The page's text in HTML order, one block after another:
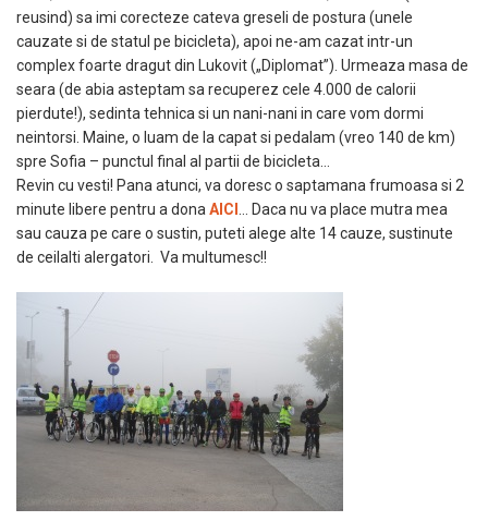
reusind) sa imi corecteze cateva greseli de postura (unele
cauzate si de statul pe bicicleta), apoi ne-am cazat intr-un
complex foarte dragut din Lukovit („Diplomat”). Urmeaza masa de
seara (de abia asteptam sa recuperez cele 4.000 de calorii
pierdute!), sedinta tehnica si un nani-nani in care vom dormi
neintorsi. Maine, o luam de la capat si pedalam (vreo 140 de km)
spre Sofia – punctul final al partii de bicicleta…
Revin cu vesti! Pana atunci, va doresc o saptamana frumoasa si 2
minute libere pentru a dona AICI
… Daca nu va place mutra mea
sau cauza pe care o sustin, puteti alege alte 14 cauze, sustinute
de ceilalti alergatori. Va multumesc!!